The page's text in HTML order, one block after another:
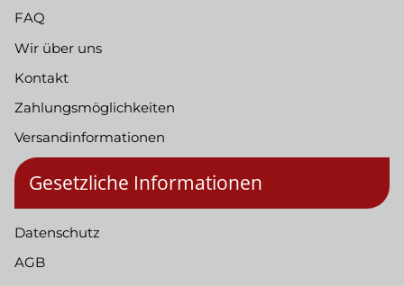
FAQ
Wir über uns
Kontakt
Zahlungsmöglichkeiten
Versandinformationen
Gesetzliche Informationen
Datenschutz
AGB